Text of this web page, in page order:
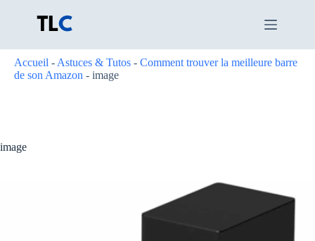
Accueil - Astuces & Tutos - Comment trouver la meilleure barre
de son Amazon - image
image